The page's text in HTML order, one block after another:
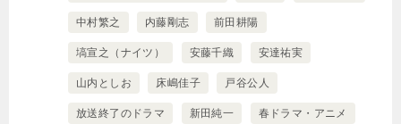
中村繁之 内藤剛志 前田耕陽
塙宣之（ナイツ） 安藤千織 安達祐実
山内としお 床嶋佳子 戸谷公人
放送終了のドラマ 新田純一 春ドラマ・アニメ